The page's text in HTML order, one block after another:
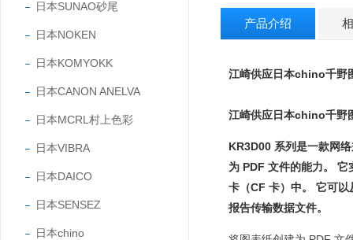
日本SUNAO砂尾
日本NOKEN
日本KOMYOKK
日本CANON ANELVA
日本MCRL村上色彩
日本VIBRA
日本DAICO
日本SENSEZ
日本chino
产品介绍
江崎供应日本chino千野
江崎供应日本chino千野
KR3D00 系列是一款网
为 PDF 文件的能力。
卡（CF 卡）中。 它可
报告传输数据文件。